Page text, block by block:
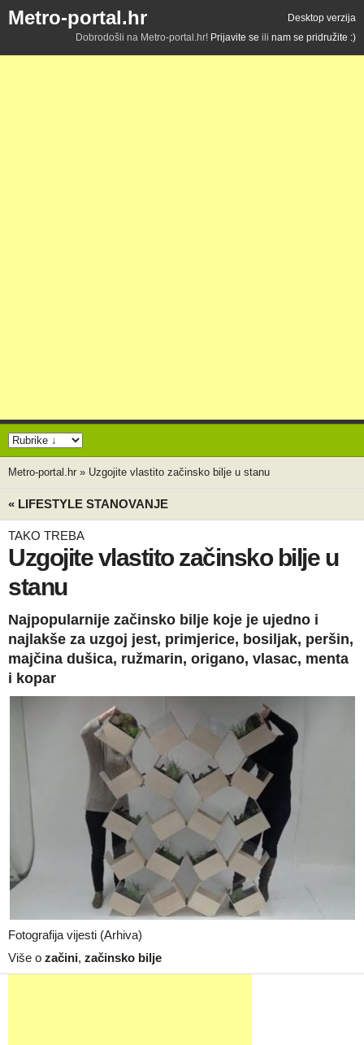
Metro-portal.hr
Desktop verzija
Dobrodošli na Metro-portal.hr! Prijavite se ili nam se pridružite :)
Metro-portal.hr » Uzgojite vlastito začinsko bilje u stanu
« LIFESTYLE STANOVANJE
TAKO TREBA
Uzgojite vlastito začinsko bilje u
stanu
Najpopularnije začinsko bilje koje je ujedno i
najlakše za uzgoj jest, primjerice, bosiljak, peršin,
majčina dušica, ružmarin, origano, vlasac, menta
i kopar
Fotografija vijesti (Arhiva)
Više o začini, začinsko bilje